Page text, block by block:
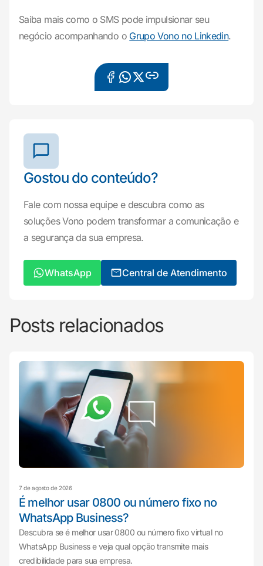
Saiba mais como o SMS pode impulsionar seu
negócio acompanhando o Grupo Vono no Linkedin.
Gostou do conteúdo?
Fale com nossa equipe e descubra como as
soluções Vono podem transformar a comunicação e
a segurança da sua empresa.
WhatsApp Central de Atendimento
Posts relacionados
7 de agosto de 2026
É melhor usar 0800 ou número fixo no
WhatsApp Business?
Descubra se é melhor usar 0800 ou número fixo virtual no
WhatsApp Business e veja qual opção transmite mais
credibilidade para sua empresa.